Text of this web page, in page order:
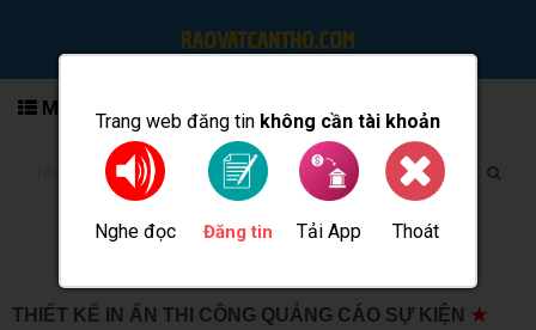
Trang web đăng tin không cần tài khoản
Nghe đọc Đăng tin Tải App Thoát
MENU
THIẾT KẾ IN ẤN THI CÔNG QUẢNG CÁO SỰ KIỆN ★